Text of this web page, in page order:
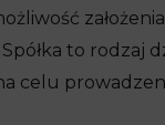
to
celu